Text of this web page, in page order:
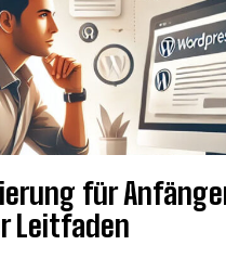
für
Leitfaden